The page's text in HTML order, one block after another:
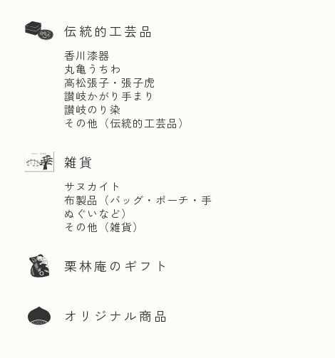
伝統的工芸品
香川漆器
丸亀うちわ
高松張子・張子虎
讃岐かがり手まり
讃岐のり染
その他（伝統的工芸品）
雑貨
サヌカイト
布製品（バッグ・ポーチ・手
ぬぐいなど）
その他（雑貨）
栗林庵のギフト
オリジナル商品